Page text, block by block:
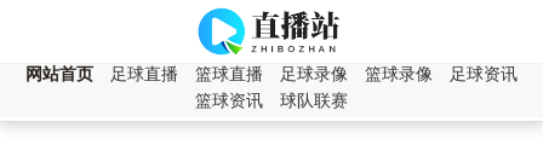
网站首页 足球直播 篮球直播 足球录像 篮球录像
足球资讯
篮球资讯
球队联赛